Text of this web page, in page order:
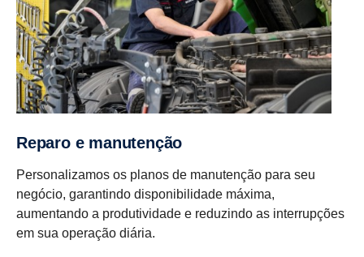
Reparo e manutenção
Personalizamos os planos de manutenção para seu
negócio, garantindo disponibilidade máxima,
aumentando a produtividade e reduzindo as interrupções
em sua operação diária.